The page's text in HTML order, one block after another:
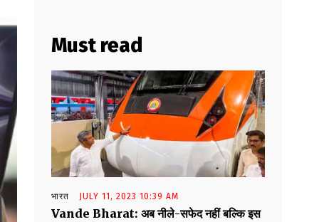
Must read
भारत JULY 11, 2023 10:39 AM
Vande Bharat: अब नीले-सफेद नहीं बल्कि इस